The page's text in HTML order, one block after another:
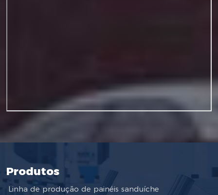
Produtos
Linha de produção de painéis sanduíche